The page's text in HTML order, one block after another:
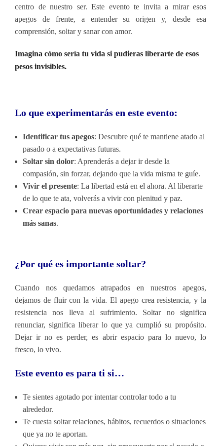
centro de nuestro ser. Este evento te invita a mirar esos
apegos de frente, a entender su origen y, desde esa
comprensión, soltar y sanar con amor.
Imagina cómo sería tu vida si pudieras liberarte de esos
pesos invisibles.
Lo que experimentarás en este evento:
Identificar tus apegos: Descubre qué te mantiene atado al
pasado o a expectativas futuras.
Soltar sin dolor: Aprenderás a dejar ir desde la
compasión, sin forzar, dejando que la vida misma te guíe.
Vivir el presente: La libertad está en el ahora. Al liberarte
de lo que te ata, volverás a vivir con plenitud y paz.
Crear espacio para nuevas oportunidades y relaciones
más sanas.
¿Por qué es importante soltar?
Cuando nos quedamos atrapados en nuestros apegos,
dejamos de fluir con la vida. El apego crea resistencia, y la
resistencia nos lleva al sufrimiento. Soltar no significa
renunciar, significa liberar lo que ya cumplió su propósito.
Dejar ir no es perder, es abrir espacio para lo nuevo, lo
fresco, lo vivo.
Este evento es para ti si…
Te sientes agotado por intentar controlar todo a tu
alrededor.
Te cuesta soltar relaciones, hábitos, recuerdos o situaciones
que ya no te aportan.